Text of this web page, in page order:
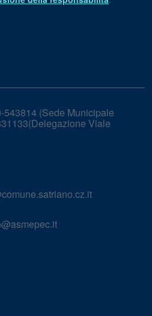
543814 (Sede Municipale
Viale